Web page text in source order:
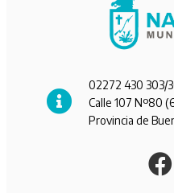
02272 430 303/
Calle 107 Nº80
Provincia de